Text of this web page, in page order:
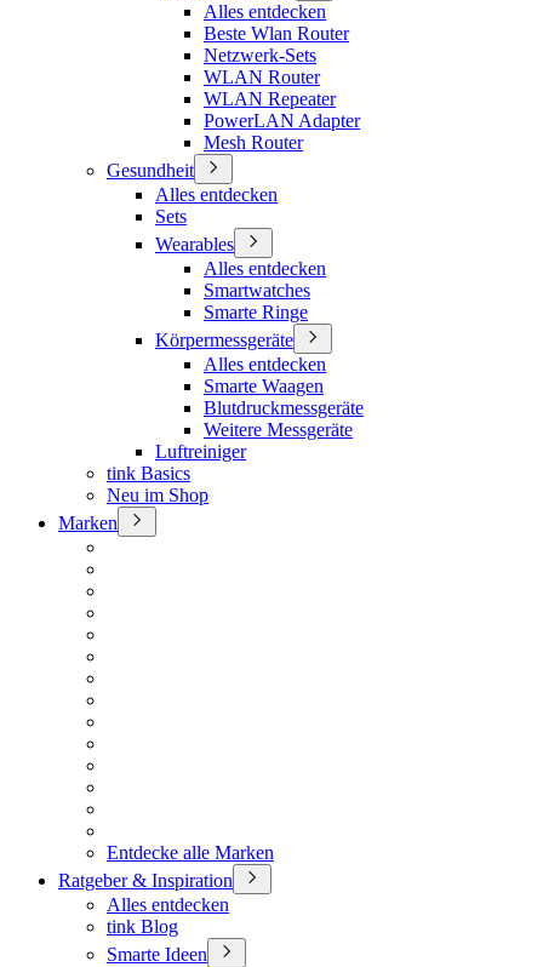
Alles entdecken
Beste Wlan Router
Netzwerk-Sets
WLAN Router
WLAN Repeater
PowerLAN Adapter
Mesh Router
Gesundheit
Alles entdecken
Sets
Wearables
Alles entdecken
Smartwatches
Smarte Ringe
Körpermessgeräte
Alles entdecken
Smarte Waagen
Blutdruckmessgeräte
Weitere Messgeräte
Luftreiniger
tink Basics
Neu im Shop
Marken
Entdecke alle Marken
Ratgeber & Inspiration
Alles entdecken
tink Blog
Smarte Ideen